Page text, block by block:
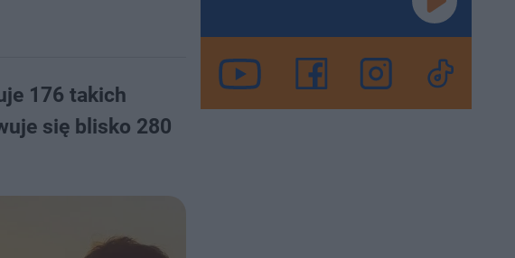
176 takich
się blisko 280